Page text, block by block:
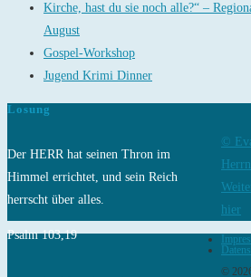
Kirche, hast du sie noch alle?“ –
August
Gospel-Workshop
Jugend Krimi Dinner
Losung
Der HERR hat seinen Thron im
Himmel errichtet, und sein Reich
herrscht über alles.
Psalm 103,19
©
hier
©